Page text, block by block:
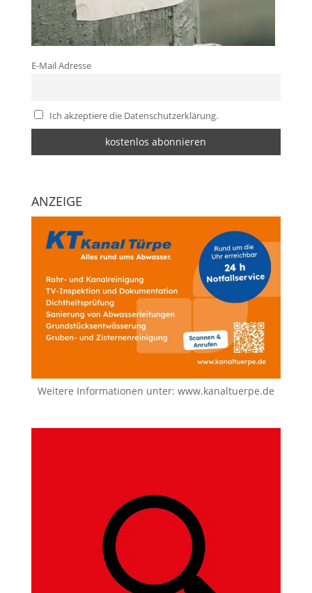
E-Mail Adresse
Ich akzeptiere die Datenschutzerklärung.
ANZEIGE
Weitere Informationen unter: www.kanaltuerpe.de